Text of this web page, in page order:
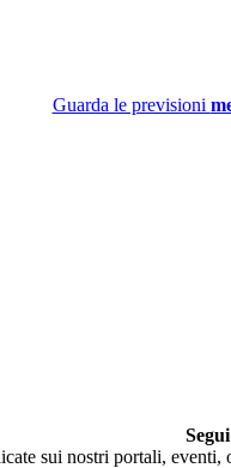
Guarda le previsioni
sui nostri portali,